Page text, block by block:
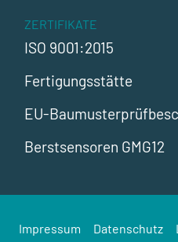
ZERTIFIKATE
ISO 9001:2015
Fertigungsstätte
EU-
Berstsensoren GMG12
Impressum Datenschutz